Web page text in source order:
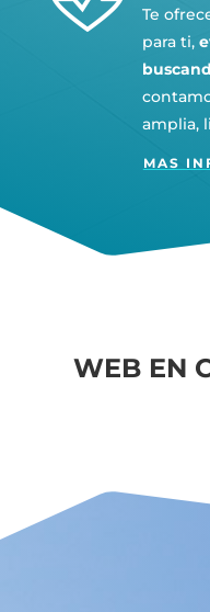
Te
para ti,
amplia,
MAS
WEB EN